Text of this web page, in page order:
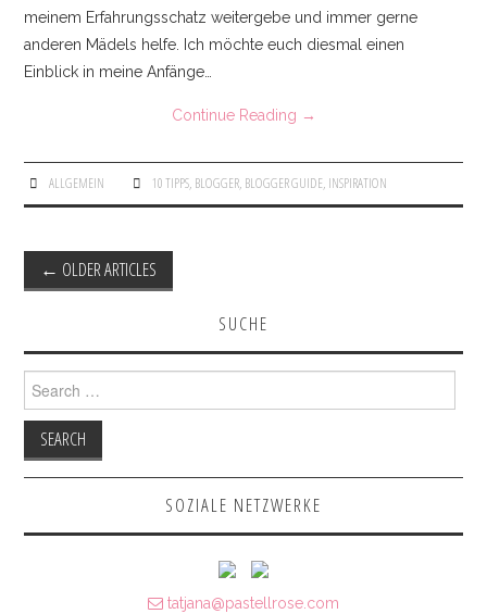
meinem Erfahrungsschatz weitergebe und immer gerne
anderen Mädels helfe. Ich möchte euch diesmal einen
Einblick in meine Anfänge…
Continue Reading →
ALLGEMEIN 10 TIPPS, BLOGGER, BLOGGER GUIDE, INSPIRATION
Post navigation
← OLDER ARTICLES
SUCHE
Search for:
SOZIALE NETZWERKE
tatjana@pastellrose.com